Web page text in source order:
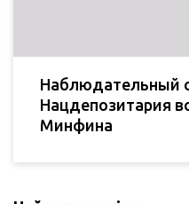
Наблюдательный
Нацдепозитария
Минфина